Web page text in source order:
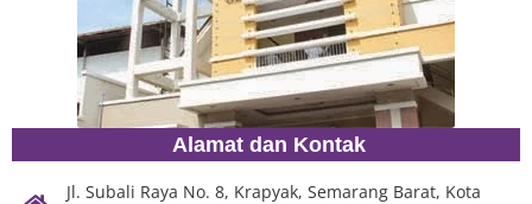
Alamat dan Kontak
Jl. Subali Raya No. 8, Krapyak, Semarang Barat, Kota